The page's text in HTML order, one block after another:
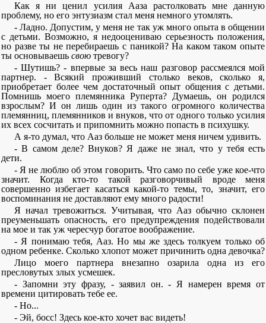
Как я ни ценил усилия Ааза растолковать мне данную
проблему, но его энтузиазм стал меня немного утомлять.
- Ладно. Допустим, у меня не так уж много опыта в общении
с детьми. Возможно, я недооцениваю серьезность положения,
но разве ты не перебираешь с паникой? На каком таком опыте
ты основываешь свою тревогу?
- Шутишь? - впервые за весь наш разговор рассмеялся мой
партнер. - Всякий проживший столько веков, сколько я,
приобретает более чем достаточный опыт общения с детьми.
Помнишь моего племянника Руперта? Думаешь, он родился
взрослым? И он лишь один из такого огромного количества
племянниц, племянников и внуков, что от одного только усилия
их всех сосчитать и припомнить можно попасть в психушку.
А я-то думал, что Ааз больше не может меня ничем удивить.
- В самом деле? Внуков? Я даже не знал, что у тебя есть
дети.
- Я не люблю об этом говорить. Что само по себе уже кое-что
значит. Когда кто-то такой разговорчивый вроде меня
совершенно избегает касаться какой-то темы, то, значит, его
воспоминания не доставляют ему много радости!
Я начал тревожиться. Учитывая, что Ааз обычно склонен
преуменьшать опасность, его предупреждения подействовали
на мое и так уж чересчур богатое воображение.
- Я понимаю тебя, Ааз. Но мы же здесь толкуем только об
одном ребенке. Сколько хлопот может причинить одна девочка?
Лицо моего партнера внезапно озарила одна из его
пресловутых злых усмешек.
- Запомни эту фразу, - заявил он. - Я намерен время от
времени цитировать тебе ее.
- Но...
- Эй, босс! Здесь кое-кто хочет вас видеть!